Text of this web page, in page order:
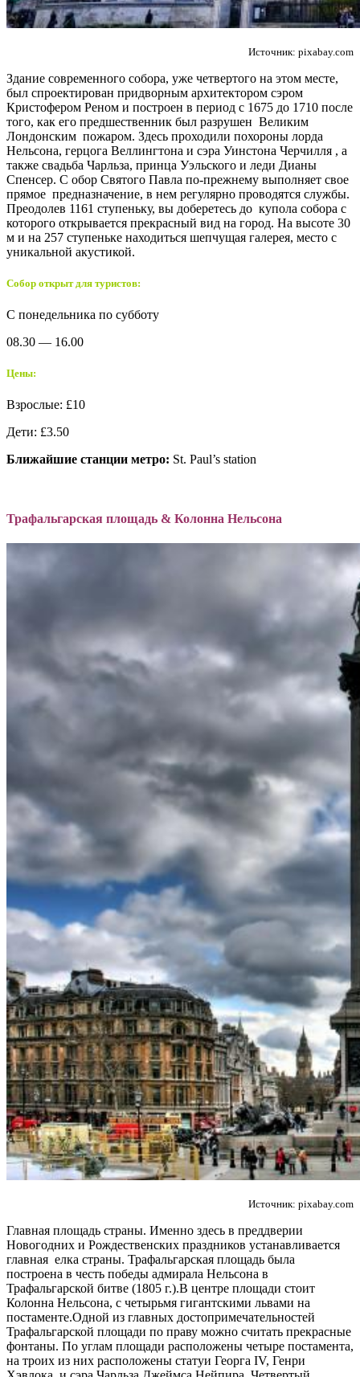
Источник: pixabay.com
Здание современного собора, уже четвертого на этом месте,
был спроектирован придворным архитектором сэром
Кристофером Реном и построен в период с 1675 до 1710 после
того, как его предшественник был разрушен Великим
Лондонским пожаром. Здесь проходили похороны лорда
Нельсона, герцога Веллингтона и сэра Уинстона Черчилля , а
также свадьба Чарльза, принца Уэльского и леди Дианы
Спенсер. С обор Святого Павла по-прежнему выполняет свое
прямое предназначение, в нем регулярно проводятся службы.
Преодолев 1161 ступеньку, вы доберетесь до купола собора с
которого открывается прекрасный вид на город. На высоте 30
м и на 257 ступеньке находиться шепчущая галерея, место с
уникальной акустикой.
Собор открыт для туристов:
С понедельника по субботу
08.30 — 16.00
Цены:
Взрослые: £10
Дети: £3.50
Ближайшие станции метро: St. Paul’s station
Трафальгарская площадь & Колонна Нельсона
Источник: pixabay.com
Главная площадь страны. Именно здесь в преддверии
Новогодних и Рождественских праздников устанавливается
главная елка страны. Трафальгарская площадь была
построена в честь победы адмирала Нельсона в
Трафальгарской битве (1805 г.).В центре площади стоит
Колонна Нельсона, с четырьмя гигантскими львами на
постаменте.Одной из главных достопримечательностей
Трафальгарской площади по праву можно считать прекрасные
фонтаны. По углам площади расположены четыре постамента,
на троих из них расположены статуи Георга IV, Генри